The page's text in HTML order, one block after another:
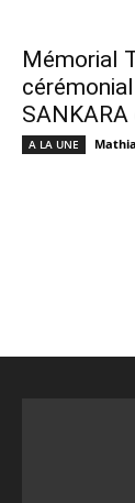
Mémorial
A LA UNE